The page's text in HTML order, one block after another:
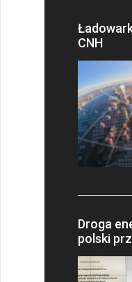
CNH
Droga
polski